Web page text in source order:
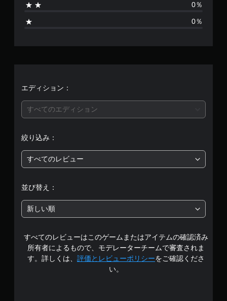
、
段
階
の
1
で
す
0％
0％
エディション：
すべてのエディション
絞り込み：
すべてのレビュー
並び替え：
新しい順
すべてのレビューはこのゲームまたはアイテムの確認済み
所有者によるもので、モデレーターチームで審査されま
す。詳しくは、 評価とレビューポリシーをご確認くださ
い。